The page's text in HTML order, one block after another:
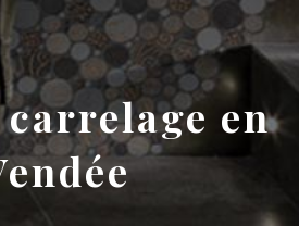
carrelage en